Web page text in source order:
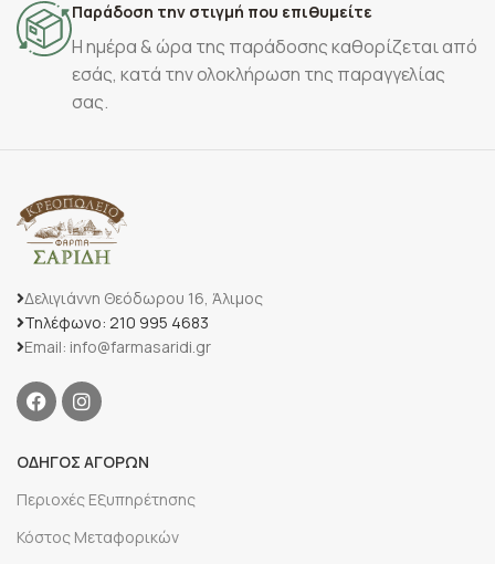
Παράδοση την στιγμή που επιθυμείτε
Η ημέρα & ώρα της παράδοσης καθορίζεται από
εσάς, κατά την ολοκλήρωση της παραγγελίας
σας.
Δελιγιάννη Θεόδωρου 16, Άλιμος
Τηλέφωνο: 210 995 4683
Email: info@farmasaridi.gr
ΟΔΗΓΟΣ ΑΓΟΡΩΝ
Περιοχές Εξυπηρέτησης
Κόστος Μεταφορικών